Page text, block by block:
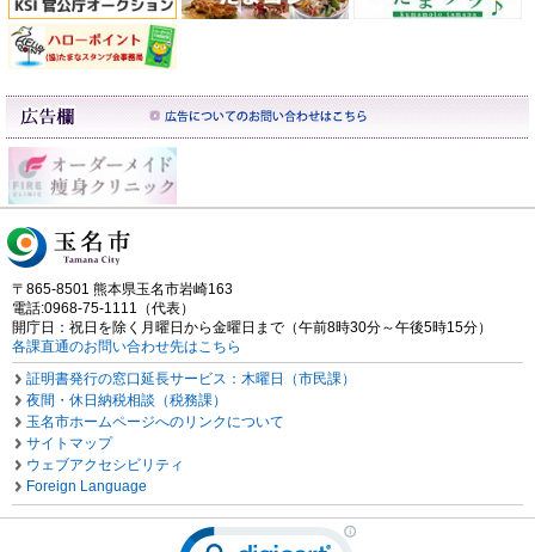
〒865-8501 熊本県玉名市岩崎163
電話:0968-75-1111（代表）
開庁日：祝日を除く月曜日から金曜日まで（午前8時30分～午後5時15分）
各課直通のお問い合わせ先はこちら
証明書発行の窓口延長サービス：木曜日（市民課）
夜間・休日納税相談（税務課）
玉名市ホームページへのリンクについて
サイトマップ
ウェブアクセシビリティ
Foreign Language